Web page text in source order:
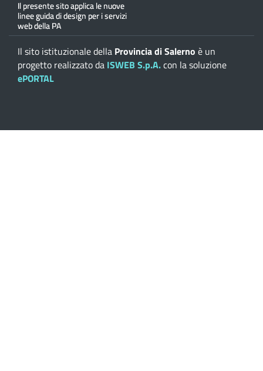
Il sito istituzionale della Provincia di Salerno è un
progetto realizzato da ISWEB S.p.A.con la soluzione
ePORTAL